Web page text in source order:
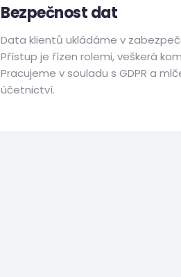
Bezpečnost dat
Data klientů ukládáme v
Přístup je řízen rolemi, veškerá
Pracujeme v souladu s GDPR a
účetnictví.